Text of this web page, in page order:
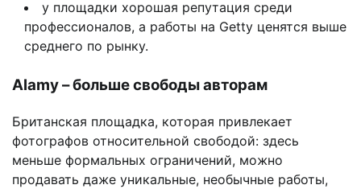
у площадки хорошая репутация среди
профессионалов, а работы на Getty ценятся выше
среднего по рынку.
Alamy – больше свободы авторам
Британская площадка, которая привлекает
фотографов относительной свободой: здесь
меньше формальных ограничений, можно
продавать даже уникальные, необычные работы,